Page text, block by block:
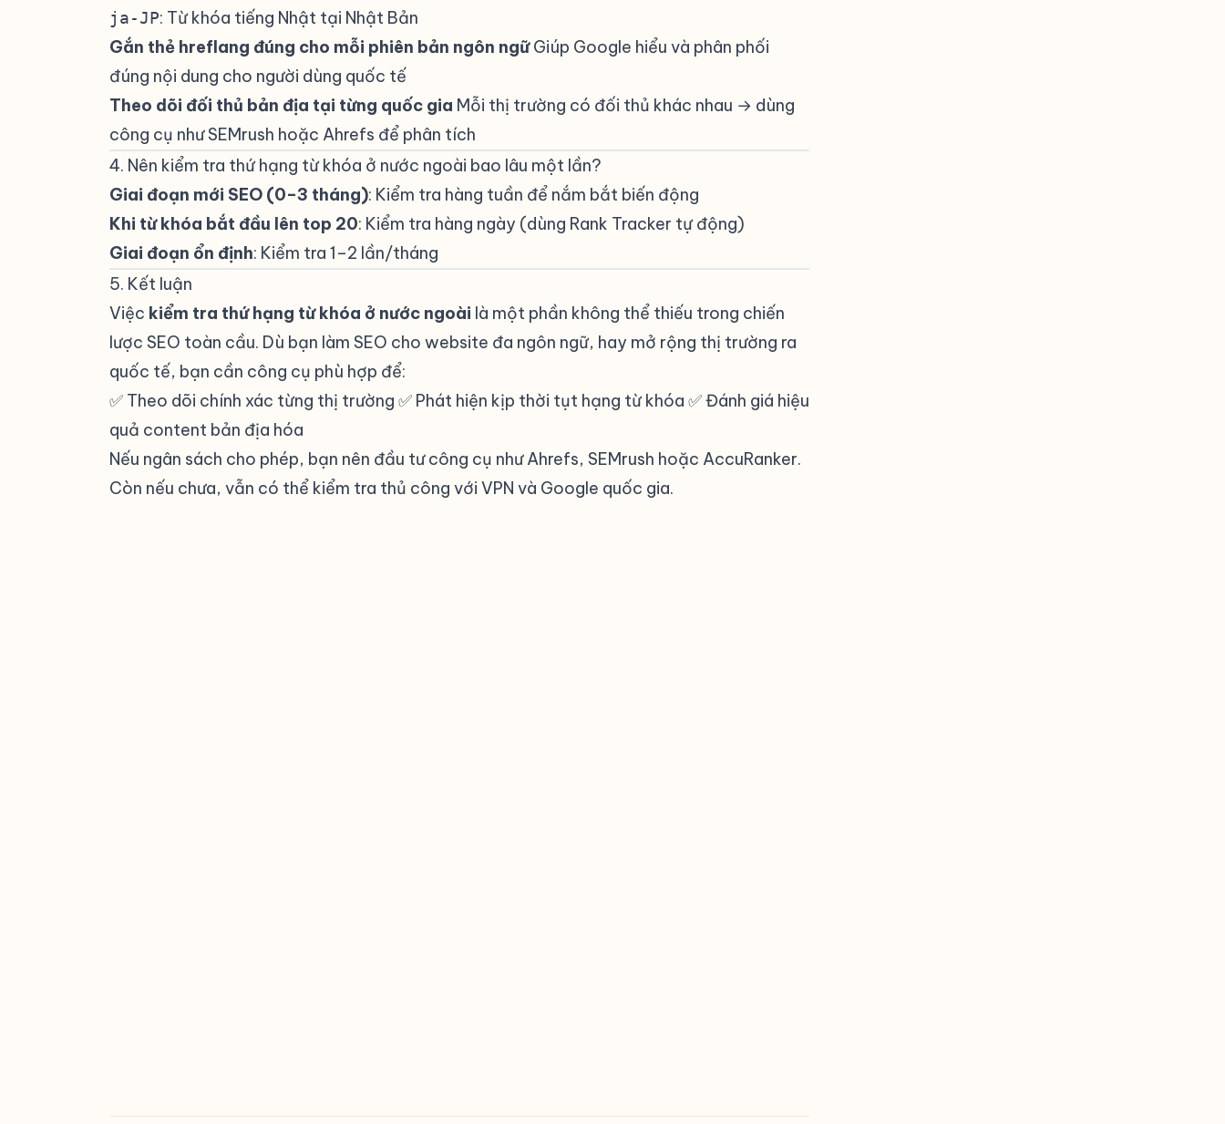
ja-JP: Từ khóa tiếng Nhật tại Nhật Bản
Gắn thẻ hreflang đúng cho mỗi phiên bản ngôn ngữGiúp Google hiểu và phân phối
đúng nội dung cho người dùng quốc tế
Theo dõi đối thủ bản địa tại từng quốc gia Mỗi thị trường có đối thủ khác nhau → dùng
công cụ như SEMrush hoặc Ahrefs để phân tích
4. Nên kiểm tra thứ hạng từ khóa ở nước ngoài bao lâu một lần?
Giai đoạn mới SEO (0–3 tháng): Kiểm tra hàng tuần để nắm bắt biến động
Khi từ khóa bắt đầu lên top 20: Kiểm tra hàng ngày (dùng Rank Tracker tự động)
Giai đoạn ổn định: Kiểm tra 1–2 lần/tháng
5. Kết luận
Việc kiểm tra thứ hạng từ khóa ở nước ngoài là một phần không thể thiếu trong chiến
lược SEO toàn cầu. Dù bạn làm SEO cho website đa ngôn ngữ, hay mở rộng thị trường ra
quốc tế, bạn cần công cụ phù hợp để:
✅ Theo dõi chính xác từng thị trường ✅ Phát hiện kịp thời tụt hạng từ khóa ✅ Đánh giá hiệu
quả content bản địa hóa
Nếu ngân sách cho phép, bạn nên đầu tư công cụ như Ahrefs, SEMrush hoặc AccuRanker.
Còn nếu chưa, vẫn có thể kiểm tra thủ công với VPN và Google quốc gia.